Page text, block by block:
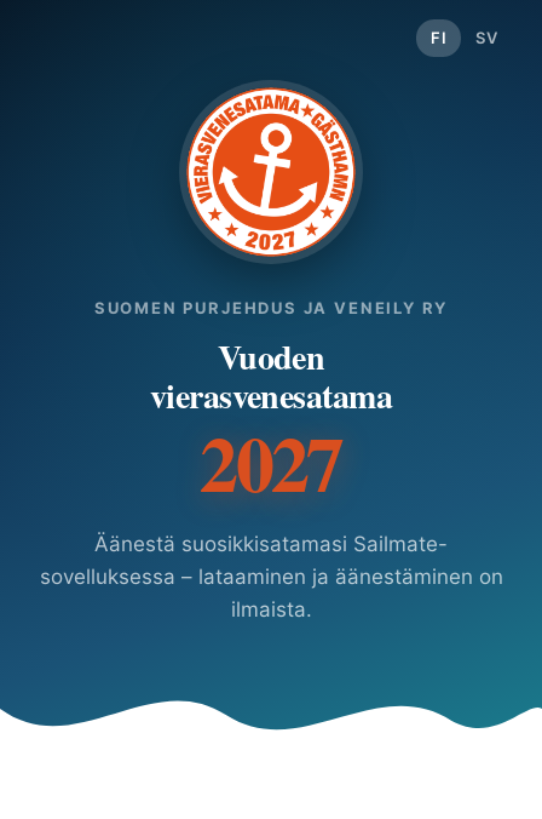
FI SV
SUOMEN PURJEHDUS JA VENEILY RY
Vuoden
vierasvenesatama
2027
Äänestä suosikkisatamasi Sailmate-
sovelluksessa – lataaminen ja äänestäminen on
ilmaista.